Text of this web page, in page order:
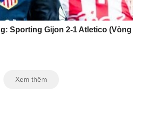
Sporting Gijon 2-1 Atletico (Vòng
Xem thêm